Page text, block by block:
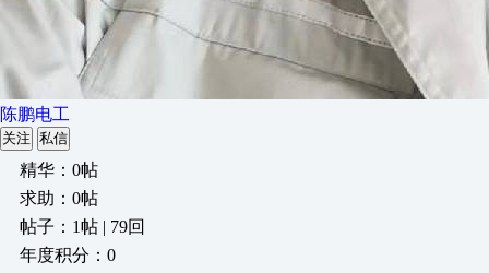
陈鹏电工
关注 私信
精华：0帖
求助：0帖
帖子：1帖 | 79回
年度积分：0